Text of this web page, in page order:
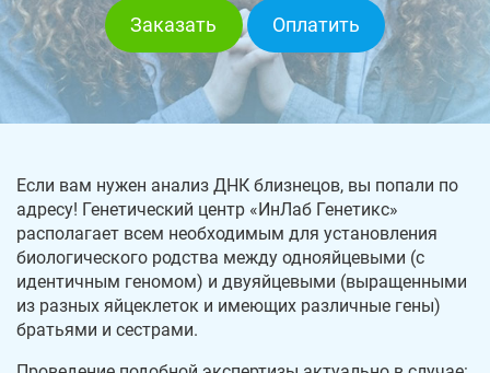
Заказать Оплатить
Если вам нужен анализ ДНК близнецов, вы попали по
адресу! Генетический центр «ИнЛаб Генетикс»
располагает всем необходимым для установления
биологического родства между однояйцевыми (с
идентичным геномом) и двуяйцевыми (выращенными
из разных яйцеклеток и имеющих различные гены)
братьями и сестрами.